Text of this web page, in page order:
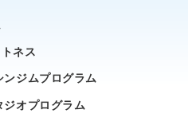
ネス
ンジムプログラム
ジオプログラム